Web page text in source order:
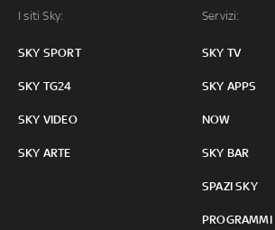
I siti Sky:
SKY SPORT
SKY TG24
SKY VIDEO
SKY ARTE
Servizi:
SKY TV
SKY APPS
NOW
SKY BAR
SPAZI SKY
PROGRAMMI